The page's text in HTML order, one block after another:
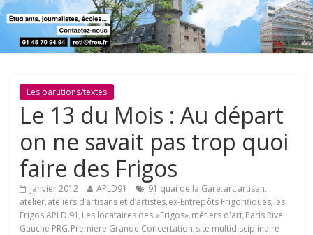
Les parutions/textes
Le 13 du Mois : Au départ
on ne savait pas trop quoi
faire des Frigos
janvier 2012 APLD91 91 quai de la Gare art artisan
atelier ateliers d’artisans et d’artistes ex-Entrepôts Frigorifiques les
Frigos APLD 91 Les locataires des «Frigos» métiers d'art Paris Rive
Gauche PRG Première Grande Concertation site multidisciplinaire